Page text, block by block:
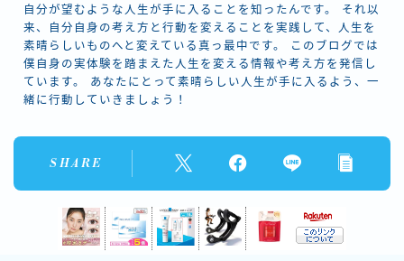
自分が望むような人生が手に入ることを知ったんです。 それ以
来、自分自身の考え方と行動を変えることを実践して、人生を
素晴らしいものへと変えている真っ最中です。 このブログでは
僕自身の実体験を踏まえた人生を変える情報や考え方を発信し
ています。 あなたにとって素晴らしい人生が手に入るよう、一
緒に行動していきましょう！
SHARE